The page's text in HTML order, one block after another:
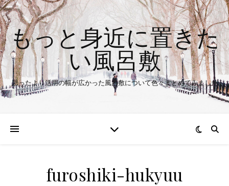
もっと身近に置きた
い風呂敷
思ったより活用の幅が広かった風呂敷について色々まとめてみました
furoshiki-hukyuu